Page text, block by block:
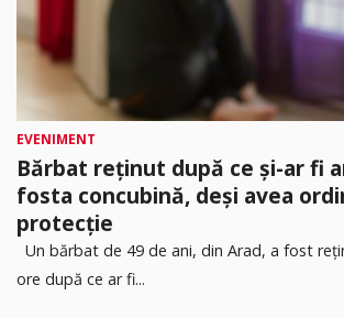
EVENIMENT
Bărbat reținut după ce și-ar fi
fosta concubină, deși avea
protecție
Un bărbat de 49 de ani, din Arad, a fost
ore după ce ar fi...